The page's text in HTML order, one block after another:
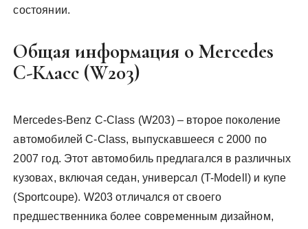
состоянии.
Общая информация о Mercedes
C-Класс (W203)
Mercedes-Benz C-Class (W203) – второе поколение
автомобилей C-Class, выпускавшееся с 2000 по
2007 год. Этот автомобиль предлагался в различных
кузовах, включая седан, универсал (T-Modell) и купе
(Sportcoupe). W203 отличался от своего
предшественника более современным дизайном,